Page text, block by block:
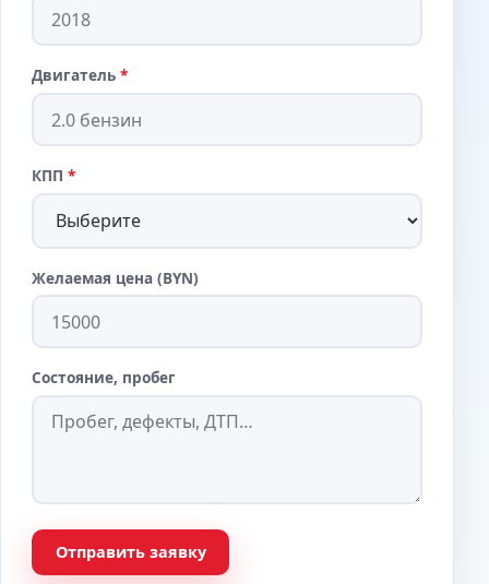
Двигатель *
КПП *
Желаемая цена (BYN)
Состояние, пробег
Отправить заявку